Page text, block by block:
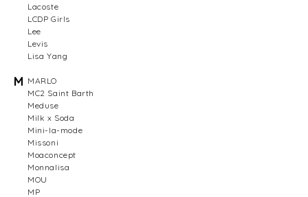
Lacoste
LCDP Girls
Lee
Levis
Lisa Yang
M MARLO
MC2 Saint Barth
Meduse
Milk x Soda
Mini-la-mode
Missoni
Moaconcept
Monnalisa
MOU
MP